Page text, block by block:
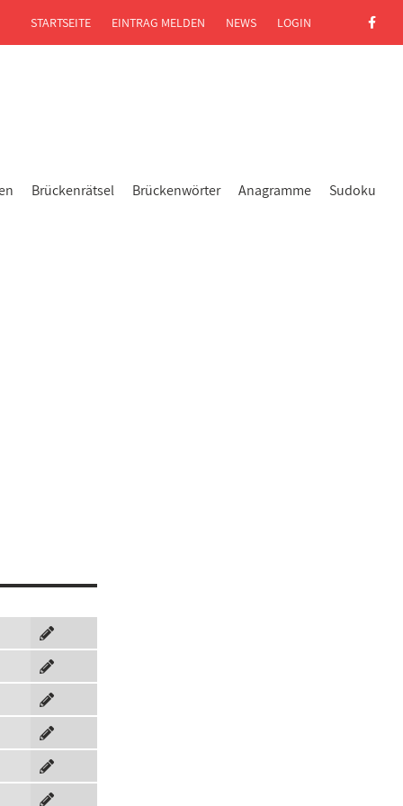
Brückenrätsel Brückenwörter Anagramme Sudoku
STARTSEITE EINTRAG MELDEN NEWS LOGIN